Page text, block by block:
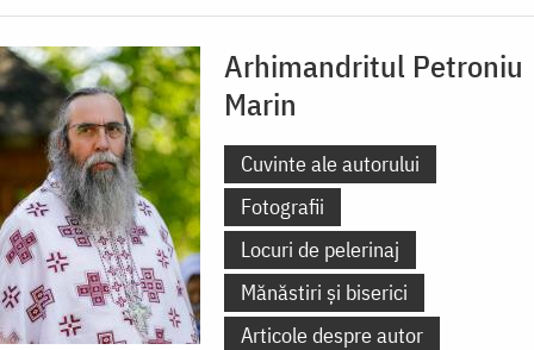
Arhimandritul Petroniu
Marin
Cuvinte ale autorului
Fotografii
Locuri de pelerinaj
Mănăstiri și biserici
Articole despre autor